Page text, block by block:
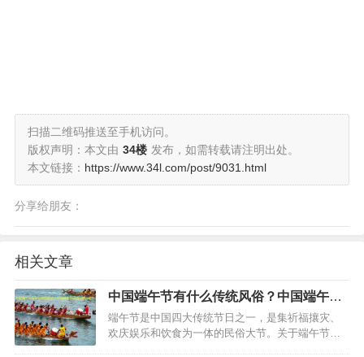
扫描二维码推送至手机访问。
版权声明：本文由 34楼 发布，如需转载请注明出处。
本文链接： https://www.34l.com/post/9031.html
分享给朋友：
相关文章
中国端午节有什么传统风俗？中国端午节
风俗习惯介绍
端午节是中国四大传统节日之一，是集祈福攘灾、
欢庆娱乐和饮食为一体的民俗大节。关于端午节中